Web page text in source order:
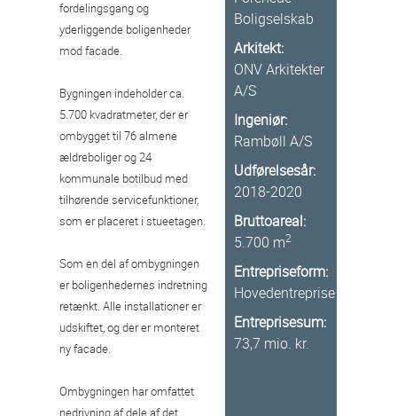
fordelingsgang og
yderliggende boligenheder
mod facade.
Bygningen indeholder ca.
5.700 kvadratmeter, der er
ombygget til 76 almene
ældreboliger og 24
kommunale botilbud med
tilhørende servicefunktioner,
som er placeret i stueetagen.
Som en del af ombygningen
er boligenhedernes indretning
retænkt. Alle installationer er
udskiftet, og der er monteret
ny facade.
Ombygningen har omfattet
nedrivning af dele af det
Boligselskab
Arkitekt:
ONV Arkitekter
A/S
Ingeniør:
Rambøll A/S
Udførelsesår:
2018-2020
Bruttoareal:
5.700 m2
Entrepriseform:
Hovedentreprise
Entreprisesum:
73,7 mio. kr.